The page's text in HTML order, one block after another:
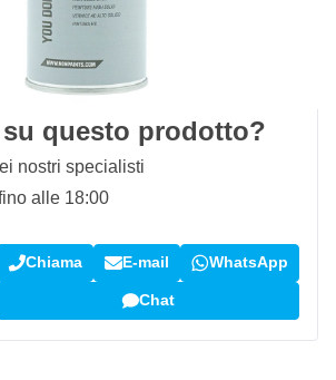
da 150,- €
& cambi
(7.096 recensioni)
su questo prodotto?
nostri specialisti
alle 18:00
Chiama E-mail WhatsApp
Chat